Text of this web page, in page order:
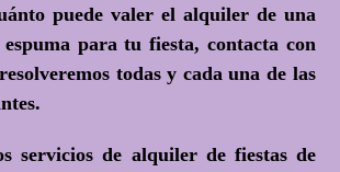
puede valer el alquiler de una
para tu fiesta, contacta con
todas y cada una de las
servicios de alquiler de fiestas de